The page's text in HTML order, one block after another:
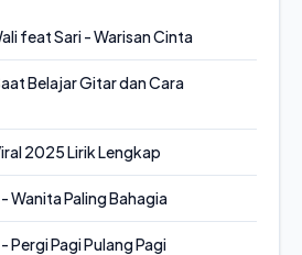
feat Sari - Warisan Cinta
Belajar Gitar dan Cara
2025 Lirik Lengkap
Wanita Paling Bahagia
Pagi Pulang Pagi